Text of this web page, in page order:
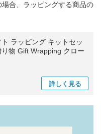
合、ラッピングする商品の
ラッピング キットセッ
り物 Gift Wrapping クロー
詳しく 見る